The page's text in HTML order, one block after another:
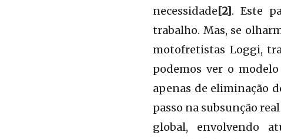
necessidade[2]. Este
trabalho. Mas, se
motofretistas Loggi,
podemos ver o
apenas de eliminação
passo na subsunção
global, envolvendo